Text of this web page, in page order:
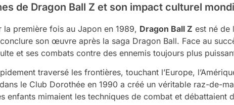
de Dragon Ball Z et son impact culturel
la première fois au Japon en 1989, Dragon Ball Z est né de
son œuvre après la saga Dragon Ball. Face au
et ses combats contre des ennemis toujours plus
traversé les frontières, touchant l’Europe,
le Club Dorothée en 1990 a créé un véritable raz-de-
enfants mimaient les techniques de combat et débattaient